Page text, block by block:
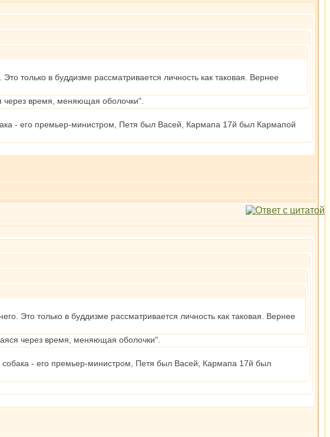
только в буддизме рассматривается личность как таковая. Вернее
через время, меняющая оболочки".
- его премьер-министром, Петя был Васей, Кармапа 17й был Кармапой
Это только в буддизме рассматривается личность как таковая. Вернее
через время, меняющая оболочки".
- его премьер-министром, Петя был Васей, Кармапа 17й был